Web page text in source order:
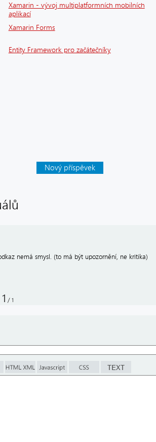
Xamarin - vývoj multiplatformních mobilních
aplikací
Xamarin Forms
Entity Framework pro začátečníky
Nový příspěvek
nemá smysl. (to má být upozornění, ne kritika)
1 / 1